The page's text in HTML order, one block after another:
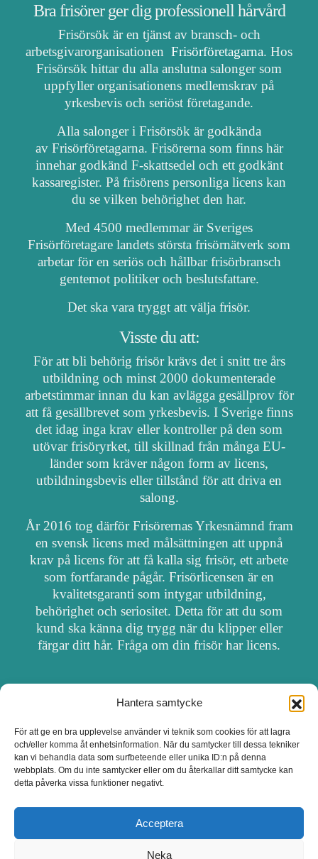
Hantera samtycke
För att ge en bra upplevelse använder vi teknik som cookies för att lagra
och/eller komma åt enhetsinformation. När du samtycker till dessa tekniker
kan vi behandla data som surfbeteende eller unika ID:n på denna
webbplats. Om du inte samtycker eller om du återkallar ditt samtycke kan
detta påverka vissa funktioner negativt.
Acceptera
Neka
Bra frisörer ger dig professionell hårvård
Frisörsök är en tjänst av bransch- och
arbetsgivarorganisationen Frisörföretagarna. Hos
Frisörsök hittar du alla anslutna salonger som
uppfyller organisationens medlemskrav på
yrkesbevis och seriöst företagande.
Alla salonger i Frisörsök är godkända
av Frisörföretagarna. Frisörerna som finns här
innehar godkänd F-skattsedel och ett godkänt
kassaregister. På frisörens personliga licens kan
du se vilken behörighet den har.
Med 4500 medlemmar är Sveriges
Frisörföretagare landets största frisörnätverk som
arbetar för en seriös och hållbar frisörbransch
gentemot politiker och beslutsfattare.
Det ska vara tryggt att välja frisör.
Visste du att:
För att bli behörig frisör krävs det i snitt tre års
utbildning och minst 2000 dokumenterade
arbetstimmar innan du kan avlägga gesällprov för
att få gesällbrevet som yrkesbevis. I Sverige finns
det idag inga krav eller kontroller på den som
utövar frisöryrket, till skillnad från många EU-
länder som kräver någon form av licens,
utbildningsbevis eller tillstånd för att driva en
salong.
År 2016 tog därför Frisörernas Yrkesnämnd fram
en svensk licens med målsättningen att uppnå
krav på licens för att få kalla sig frisör, ett arbete
som fortfarande pågår. Frisörlicensen är en
kvalitetsgaranti som intygar utbildning,
behörighet och seriositet. Detta för att du som
kund ska känna dig trygg när du klipper eller
färgar ditt hår. Fråga om din frisör har licens.
OM FRISÖRSÖK
UPPDATERA SALONG